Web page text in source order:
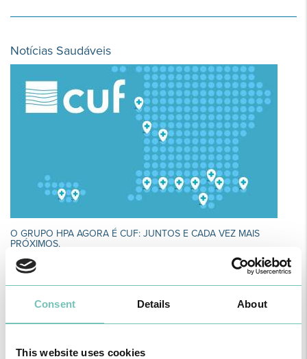
Consent Details About
This website uses cookies
Notícias Saudáveis
O GRUPO HPA AGORA É CUF: JUNTOS E CADA VEZ MAIS
PRÓXIMOS.
Para cuidar de si no Algarve, Alentejo e Madeira